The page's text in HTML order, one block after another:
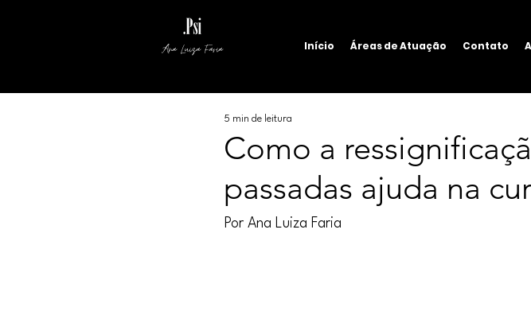
Ana Luiza Faria Início Áreas de Atuação Contato
Como a
passadas ajuda na
5 min de leitura
Por Ana Luiza Faria